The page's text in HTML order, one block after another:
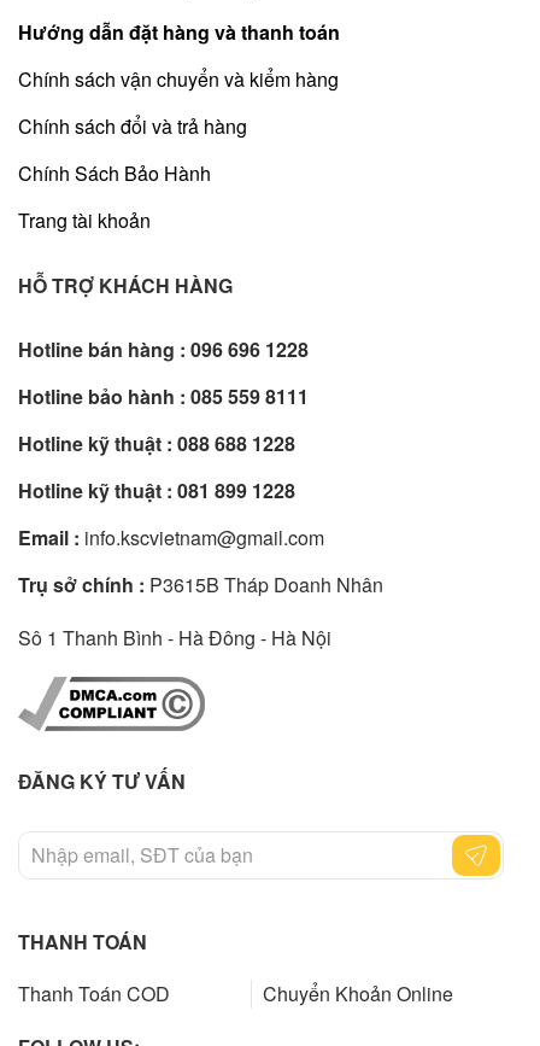
Hướng dẫn đặt hàng và thanh toán
Chính sách vận chuyển và kiểm hàng
Chính sách đổi và trả hàng
Chính Sách Bảo Hành
Trang tài khoản
HỖ TRỢ KHÁCH HÀNG
Hotline bán hàng : 096 696 1228
Hotline bảo hành : 085 559 8111
Hotline kỹ thuật : 088 688 1228
Hotline kỹ thuật : 081 899 1228
Email : info.kscvietnam@gmail.com
Trụ sở chính : P3615B Tháp Doanh Nhân
Sô 1 Thanh Bình - Hà Đông - Hà Nội
ĐĂNG KÝ TƯ VẤN
THANH TOÁN
Thanh Toán COD
Chuyển Khoản Online